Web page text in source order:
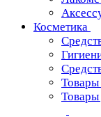
Косметика
Товары
Товары